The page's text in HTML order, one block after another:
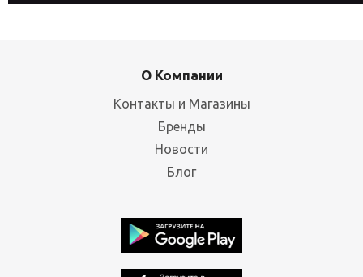
О Компании
Контакты и Магазины
Бренды
Новости
Блог